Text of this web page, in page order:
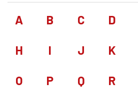
A B C D
H I J K
O P Q R